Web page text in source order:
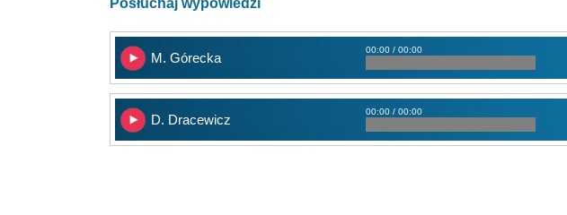
Posłuchaj wypowiedzi
M. Górecka
00:00 / 00:00
D. Dracewicz
00:00 / 00:00